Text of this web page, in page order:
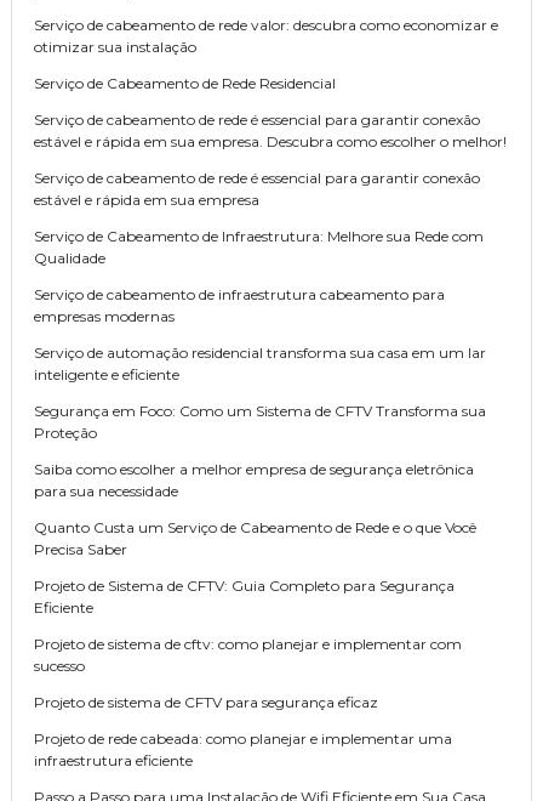
Serviço de cabeamento de rede valor: descubra como economizar e
otimizar sua instalação
Serviço de Cabeamento de Rede Residencial
Serviço de cabeamento de rede é essencial para garantir conexão
estável e rápida em sua empresa. Descubra como escolher o melhor!
Serviço de cabeamento de rede é essencial para garantir conexão
estável e rápida em sua empresa
Serviço de Cabeamento de Infraestrutura: Melhore sua Rede com
Qualidade
Serviço de cabeamento de infraestrutura cabeamento para
empresas modernas
Serviço de automação residencial transforma sua casa em um lar
inteligente e eficiente
Segurança em Foco: Como um Sistema de CFTV Transforma sua
Proteção
Saiba como escolher a melhor empresa de segurança eletrônica
para sua necessidade
Quanto Custa um Serviço de Cabeamento de Rede e o que Você
Precisa Saber
Projeto de Sistema de CFTV: Guia Completo para Segurança
Eficiente
Projeto de sistema de cftv: como planejar e implementar com
sucesso
Projeto de sistema de CFTV para segurança eficaz
Projeto de rede cabeada: como planejar e implementar uma
infraestrutura eficiente
Passo a Passo para uma Instalação de Wifi Eficiente em Sua Casa